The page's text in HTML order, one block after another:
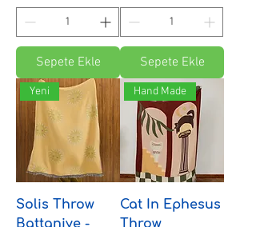
Sepete Ekle Sepete Ekle
Yeni
Solis Throw
Battaniye -
Hand Made
Cat In Ephesus
Throw